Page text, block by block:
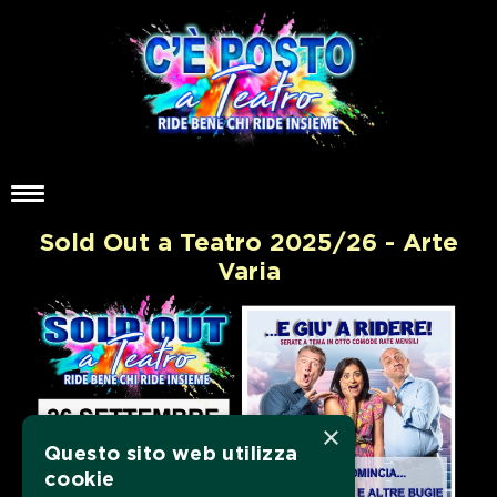
Sold Out a Teatro 2025/26 - Arte
Varia
×
Questo sito web utilizza
cookie